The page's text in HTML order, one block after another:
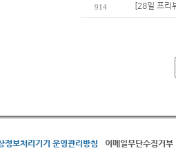
914 [28일 프리
정보처리기기 운영관리방침 이메일무단수집거부